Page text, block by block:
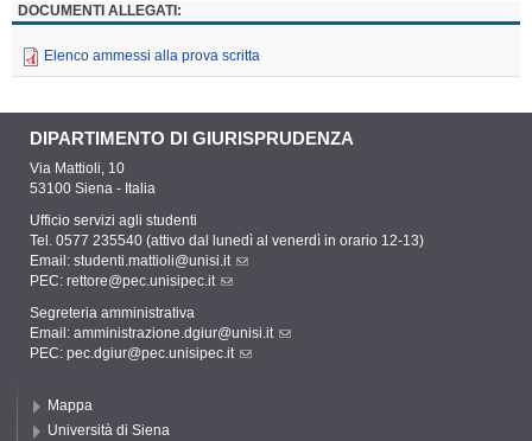
DOCUMENTI ALLEGATI:
Elenco ammessi alla prova scritta
DIPARTIMENTO DI GIURISPRUDENZA
Via Mattioli, 10
53100 Siena - Italia
Ufficio servizi agli studenti
Tel. 0577 235540 (attivo dal lunedì al venerdì in orario 12-13)
Email: studenti.mattioli@unisi.it
PEC: rettore@pec.unisipec.it
Segreteria amministrativa
Email: amministrazione.dgiur@unisi.it
PEC: pec.dgiur@pec.unisipec.it
Mappa
Università di Siena